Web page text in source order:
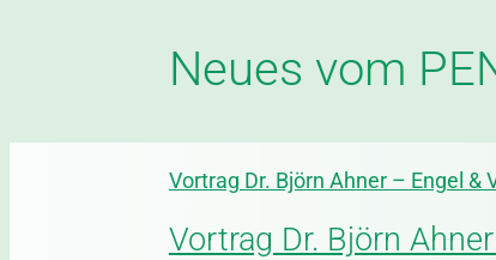
Neues vom
Vortrag Dr. Björn Ahner – Engel &
Vortrag Dr. Björn